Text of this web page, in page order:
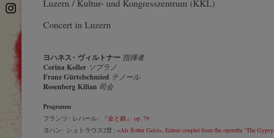
Luzern / Kultur- und Kongresszentrum (KKL)
Concert in Luzern
ヨハネス･ ヴィルトナー 指揮者
Corina Koller ソプラノ
Franz Gürtelschmied テノール
Rosenberg Kilian 司会
Programm
フランツ･ レハール :
『金と銀』 op. 79
ヨハン･ シュトラウス2世 : «Als flotter Geist», Entree couplet from the operetta “The Gypsy